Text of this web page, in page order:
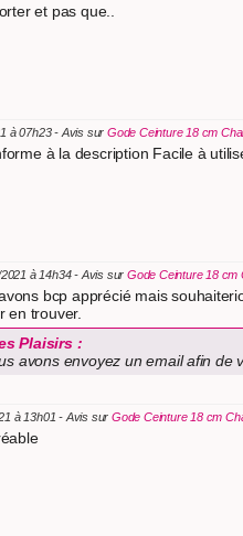
et pas que..
à 07h23 - Avis sur Gode Ceinture 18 cm
à la description Facile à
à 14h34 - Avis sur Gode Ceinture 18 cm
bcp apprécié mais
en trouver.
Plaisirs :
avons envoyez un email afin de
à 13h01 - Avis sur Gode Ceinture 18 cm